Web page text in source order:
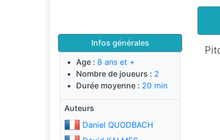
Infos générales
Age : 8 ans et +
Nombre de joueurs : 2
Durée moyenne : 20 min
Auteurs
Daniel QUODBACH